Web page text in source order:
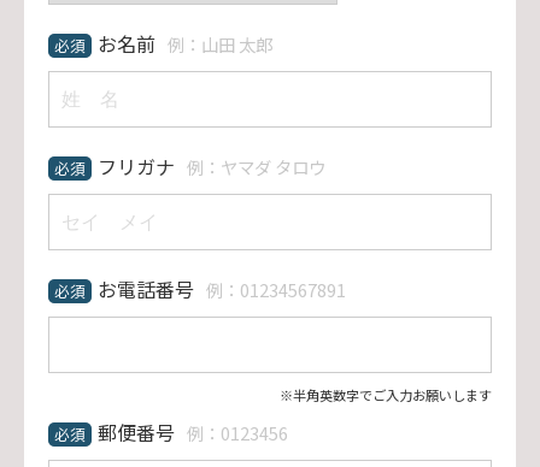
必須 お名前 例：山田 太郎
必須 フリガナ 例：ヤマダ タロウ
必須 お電話番号 例：01234567891
※半角英数字でご入力お願いします
必須 郵便番号 例：0123456